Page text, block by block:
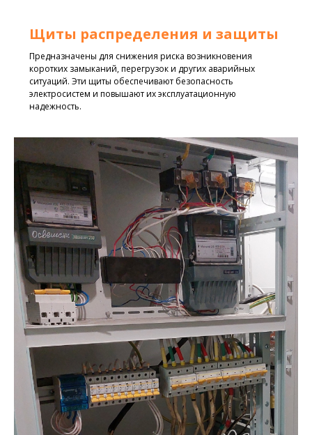
Щиты распределения и защиты
Предназначены для снижения риска возникновения
коротких замыканий, перегрузок и других аварийных
ситуаций. Эти щиты обеспечивают безопасность
электросистем и повышают их эксплуатационную
надежность.